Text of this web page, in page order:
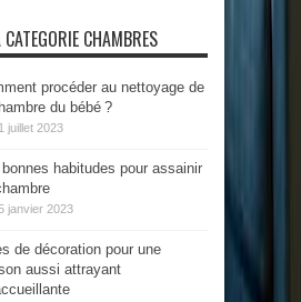
CHAMBRES
procéder au nettoyage de
du bébé ?
juillet 2023
bonnes habitudes pour assainir
janvier 2023
de décoration pour une
aussi attrayant